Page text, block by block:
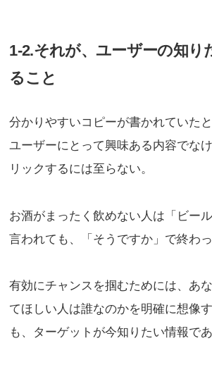
1-2.それが、ユーザーの知り
ること
分かりやすいコピーが書かれていた
ユーザーにとって興味ある内容でな
リックするには至らない。
お酒がまったく飲めない人は「ビー
言われても、「そうですか」で終わっ
有効にチャンスを掴むためには、あ
てほしい人は誰なのかを明確に想像
も、ターゲットが今知りたい情報であ